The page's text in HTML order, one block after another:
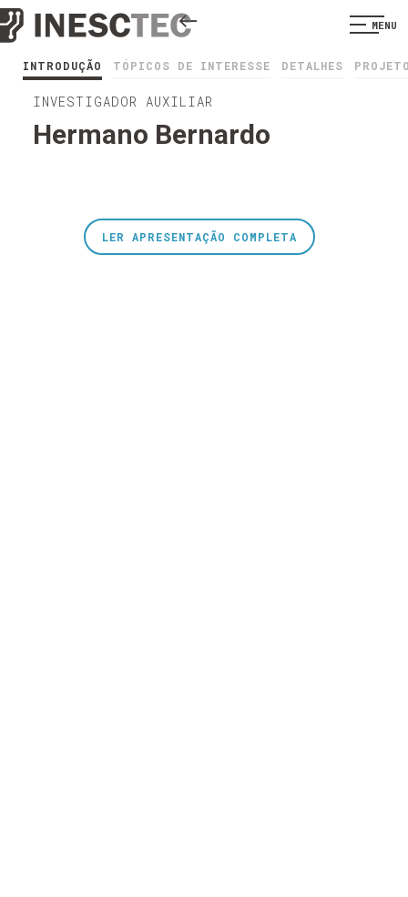
MENU
INTRODUÇÃO TÓPICOS DE INTERESSE DETALHES
INVESTIGADOR AUXILIAR
Hermano Bernardo
LER APRESENTAÇÃO COMPLETA